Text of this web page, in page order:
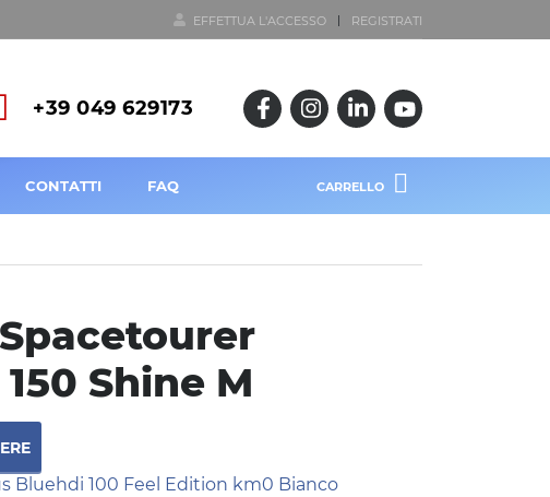
EFFETTUA L'ACCESSO REGISTRATI
+39 049 629173
CARRELLO
CONTATTI FAQ
Shine M